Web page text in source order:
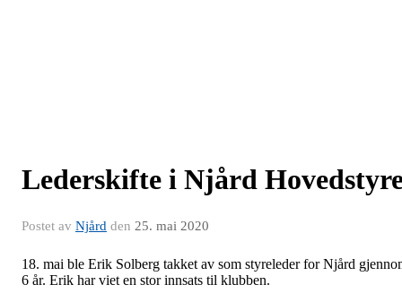
Lederskifte i Njård
Postet av Njård den 25. mai 2020
18. mai ble Erik Solberg takket av som styreleder for Njård
6 år. Erik har viet en stor innsats til klubben.